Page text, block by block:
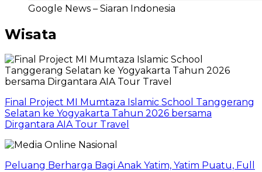
Google News – Siaran Indonesia
Wisata
Final Project MI Mumtaza Islamic School Tanggerang
Selatan ke Yogyakarta Tahun 2026 bersama
Dirgantara AIA Tour Travel
Peluang Berharga Bagi Anak Yatim, Yatim Puatu, Full